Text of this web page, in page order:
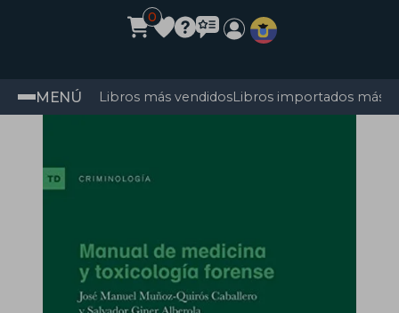
0
MENÚ Libros más vendidosLibros importados más